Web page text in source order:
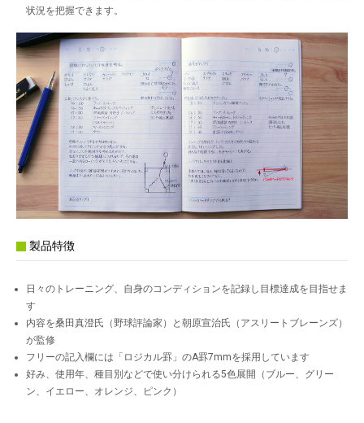
状況を把握できます。
製品特徴
日々のトレーニング、自身のコンディションを記録し目標達成を目指せま
す
内容を桑田真澄氏（野球評論家）と朝原宣治氏（アスリートブレーンズ）
が監修
フリーの記入欄には「ロジカル罫」のA罫7mmを採用しています
好み、使用年、種目別などで使い分けられる5色展開（ブルー、グリー
ン、イエロー、オレンジ、ピンク）